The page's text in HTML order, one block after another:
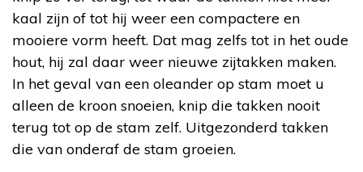
kaal zijn of tot hij weer een compactere en
mooiere vorm heeft. Dat mag zelfs tot in het oude
hout, hij zal daar weer nieuwe zijtakken maken.
In het geval van een oleander op stam moet u
alleen de kroon snoeien, knip die takken nooit
terug tot op de stam zelf. Uitgezonderd takken
die van onderaf de stam groeien.